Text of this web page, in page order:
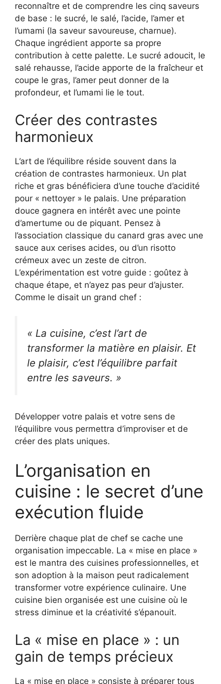
reconnaître et de comprendre les cinq saveurs
de base : le sucré, le salé, l’acide, l’amer et
l’umami (la saveur savoureuse, charnue).
Chaque ingrédient apporte sa propre
contribution à cette palette. Le sucré adoucit, le
salé rehausse, l’acide apporte de la fraîcheur et
coupe le gras, l’amer peut donner de la
profondeur, et l’umami lie le tout.
Créer des contrastes
harmonieux
L’art de l’équilibre réside souvent dans la
création de contrastes harmonieux. Un plat
riche et gras bénéficiera d’une touche d’acidité
pour « nettoyer » le palais. Une préparation
douce gagnera en intérêt avec une pointe
d’amertume ou de piquant. Pensez à
l’association classique du canard gras avec une
sauce aux cerises acides, ou d’un risotto
crémeux avec un zeste de citron.
L’expérimentation est votre guide : goûtez à
chaque étape, et n’ayez pas peur d’ajuster.
Comme le disait un grand chef :
« La cuisine, c’est l’art de
transformer la matière en plaisir. Et
le plaisir, c’est l’équilibre parfait
entre les saveurs. »
Développer votre palais et votre sens de
l’équilibre vous permettra d’improviser et de
créer des plats uniques.
L’organisation en
cuisine : le secret d’une
exécution fluide
Derrière chaque plat de chef se cache une
organisation impeccable. La « mise en place »
est le mantra des cuisines professionnelles, et
son adoption à la maison peut radicalement
transformer votre expérience culinaire. Une
cuisine bien organisée est une cuisine où le
stress diminue et la créativité s’épanouit.
La « mise en place » : un
gain de temps précieux
La « mise en place » consiste à préparer tous